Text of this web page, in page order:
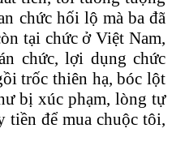
chức hối lộ mà ba đã
tại chức ở Việt Nam,
chức, lợi dụng chức
trốc thiên hạ, bóc lột
bị xúc phạm, lòng tự
để mua chuộc tôi,